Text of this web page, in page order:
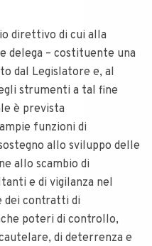
direttivo di cui alla
delega – costituente una
dal Legislatore e, al
strumenti a tal fine
è prevista
funzioni di
allo sviluppo delle
allo scambio di
e di vigilanza nel
dei contratti di
poteri di controllo,
di deterrenza e